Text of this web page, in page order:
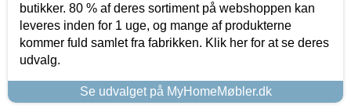
butikker. 80 % af deres sortiment på webshoppen kan
leveres inden for 1 uge, og mange af produkterne
kommer fuld samlet fra fabrikken. Klik her for at se deres
udvalg.
Se udvalget på MyHomeMøbler.dk